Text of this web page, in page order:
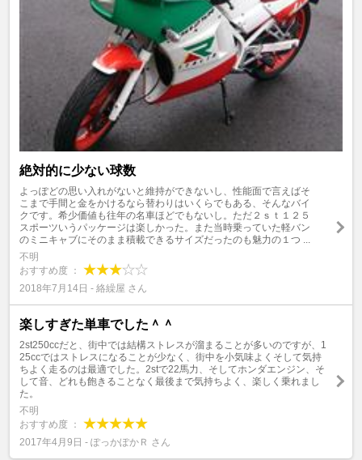
絶対的に少ない球数
よっぽどの思い入れがないと維持ができないし、性能面で言えばそ
こまで手間と金をかけるなら替わりはいくらでもある、そんなバイ
クです。希少価値も往年の名車ほどでもないし。ただ２ｓｔ１２５
スポーツいうパッケージは楽しかった。また当時乗っていた軽バン
のミニキャブにそのまま積載できるサイズだったのも魅力の１つ ...
不明
おすすめ度 ：
2018年7月14日 - 絡繰屋 さん
楽しすぎた単車でした＾＾
2st250ccだと、街中では結構ストレスが溜まることが多いのですが、1
25ccではストレスになることが少なく、街中を小気味よくそして気持
ちよく走るのは最適でした。2stで22馬力、そしてホンダエンジン、そ
して音、どれも飽きることなく最後まで気持ちよく、楽しく乗れまし
た。
不明
おすすめ度 ：
2017年4月9日 - ぽっかぽかＲ さん